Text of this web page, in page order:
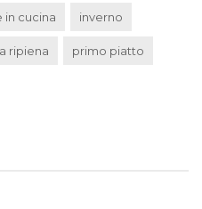
in cucina inverno
ripiena primo piatto